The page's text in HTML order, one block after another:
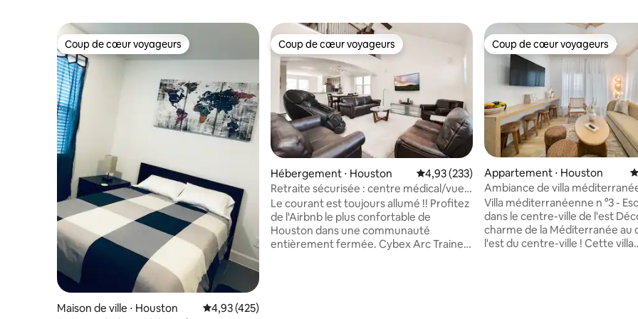
Coup de cœur voyageurs
Coup de cœur voyageurs
Maison de ville ⋅ Houston Évaluation moyenne sur la base de 425 commentaires : 4,93 sur 5
4,93 (425)
Coup de cœur voyageurs
Coup de cœur voyageurs
Hébergement ⋅ Houston Évaluation moyenne sur la base de 233
4,93 (233)
Retraite sécurisée : centre médical/vue
sur la ville - fauteuil de massage
Le courant est toujours allumé !! Profitez
de l'Airbnb le plus confortable de
Houston dans une communauté
entièrement fermée. Cybex Arc Trainer,
Coup de cœur voyageurs
Coup de cœur voyageurs
Appartement ⋅ Houston
Ambiance de villa
à East Downtown
Villa méditerranéenne n °3 -
dans le centre-ville de l'est Découvrez le
charme de la Méditerranée au
l'est du centre-ville ! Cette villa